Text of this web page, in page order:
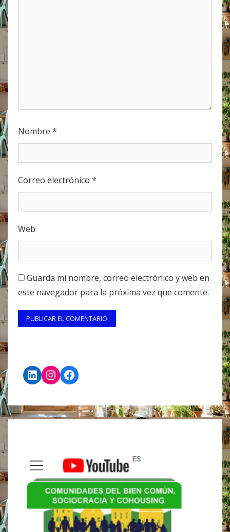
Nombre *
Correo electrónico *
Web
Guarda mi nombre, correo electrónico y web en
este navegador para la próxima vez que comente.
LinkedIn
Instagram
Facebook